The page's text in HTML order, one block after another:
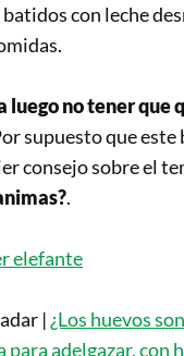
con leche
luego no tener que
supuesto que este
consejo sobre el
.
elefante
| ¿Los huevos
para adelgazar, con